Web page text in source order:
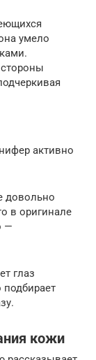
умело
активно
довольно
в оригинале
—
глаз
подбирает
кожи